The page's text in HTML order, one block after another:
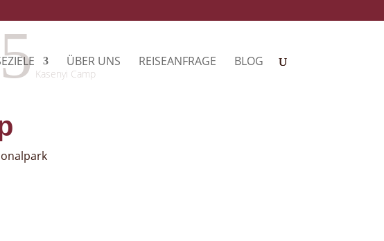
ÜBER UNS REISEANFRAGE BLOG
5 Kasenyi Camp